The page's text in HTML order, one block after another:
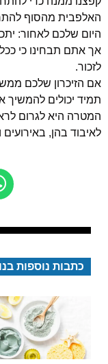
האלפבית מהסוף
היום שלכם לאחור:
אך אתם תבחינו כי
לזכור.
אם הזיכרון שלכם
תמיד יכולים להמשיך
המטרה היא לגרום
לאיבוד בהן,
כתבות נוספות